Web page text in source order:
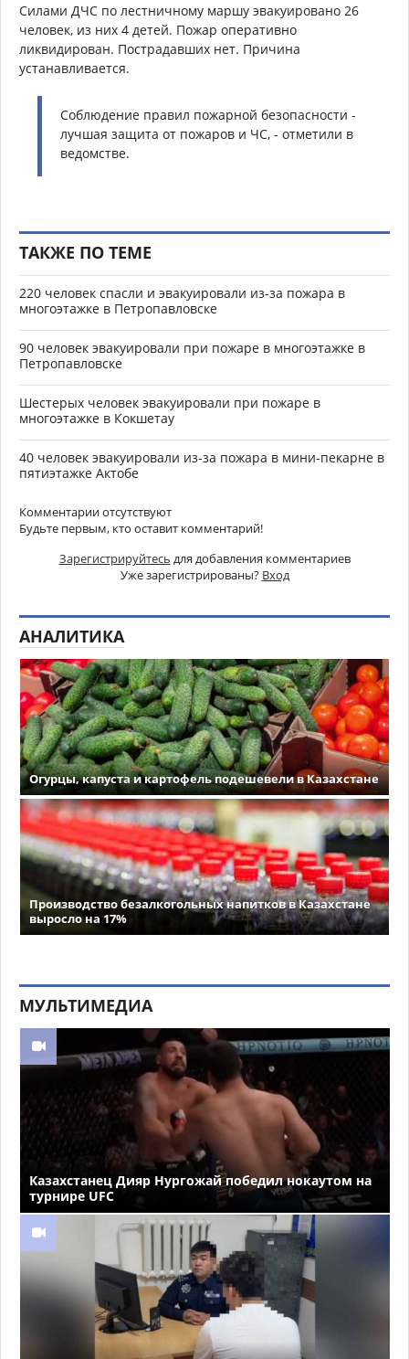
Силами ДЧС по лестничному маршу эвакуировано 26
человек, из них 4 детей. Пожар оперативно
ликвидирован. Пострадавших нет. Причина
устанавливается.
Соблюдение правил пожарной безопасности -
лучшая защита от пожаров и ЧС, - отметили в
ведомстве.
ТАКЖЕ ПО ТЕМЕ
220 человек спасли и эвакуировали из-за пожара в
многоэтажке в Петропавловске
90 человек эвакуировали при пожаре в многоэтажке в
Петропавловске
Шестерых человек эвакуировали при пожаре в
многоэтажке в Кокшетау
40 человек эвакуировали из-за пожара в мини-пекарне в
пятиэтажке Актобе
Комментарии отсутствуют
Будьте первым, кто оставит комментарий!
Зарегистрируйтесь для добавления комментариев
Уже зарегистрированы? Вход
АНАЛИТИКА
Огурцы, капуста и картофель подешевели в Казахстане
Производство безалкогольных напитков в Казахстане
выросло на 17%
МУЛЬТИМЕДИА
Казахстанец Дияр Нургожай победил нокаутом на
турнире UFC